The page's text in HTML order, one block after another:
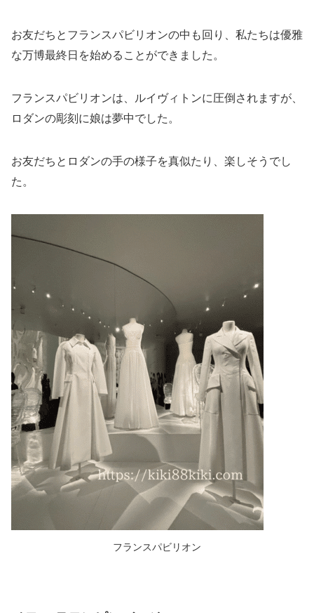
お友だちとフランスパビリオンの中も回り、私たちは優雅
な万博最終日を始めることができました。
フランスパビリオンは、ルイヴィトンに圧倒されますが、
ロダンの彫刻に娘は夢中でした。
お友だちとロダンの手の様子を真似たり、楽しそうでし
た。
フランスパビリオン